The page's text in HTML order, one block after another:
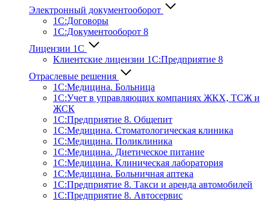
Электронный документооборот
1С:Договоры
1С:Документооборот 8
Лицензии 1С
Клиентские лицензии 1С:Предприятие 8
Отраслевые решения
1С:Медицина. Больница
1C:Учет в управляющих компаниях ЖКХ, ТСЖ и
ЖСК
1С:Предприятие 8. Общепит
1С:Медицина. Стоматологическая клиника
1С:Медицина. Поликлиника
1С:Медицина. Диетическое питание
1С:Медицина. Клиническая лаборатория
1С:Медицина. Больничная аптека
1С:Предприятие 8. Такси и аренда автомобилей
1С:Предприятие 8. Автосервис